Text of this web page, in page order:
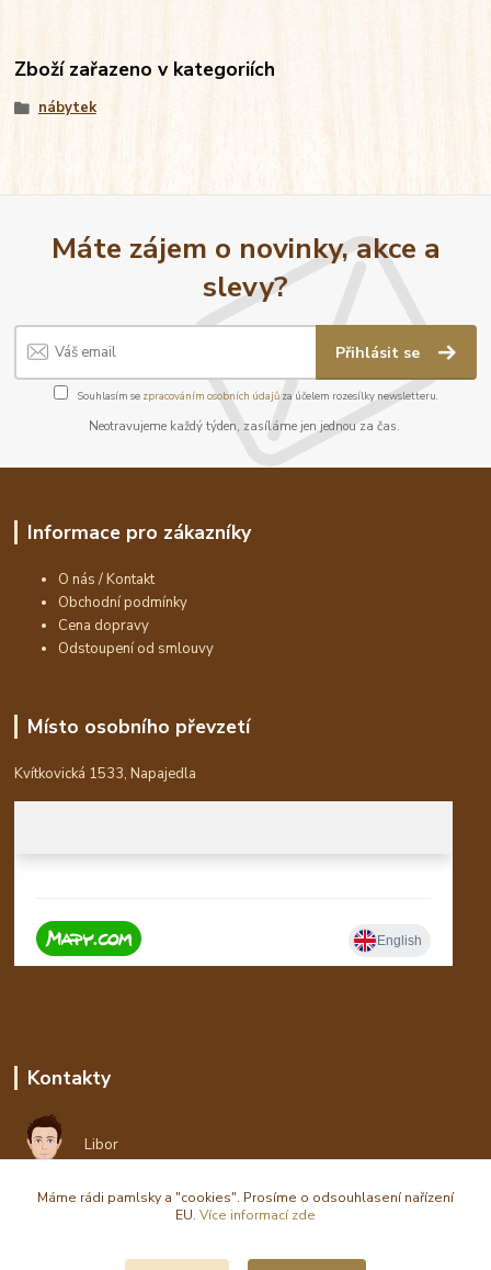
Zboží zařazeno v kategoriích
nábytek
Máte zájem o novinky, akce a
slevy?
Přihlásit se
Souhlasím se zpracováním osobních údajůza účelem rozesílky newsletteru.
Neotravujeme každý týden, zasíláme jen jednou za čas.
Informace pro zákazníky
O nás / Kontakt
Obchodní podmínky
Cena dopravy
Odstoupení od smlouvy
Místo osobního převzetí
Kvítkovická 1533, Napajedla
Kontakty
Libor
eshop(zavináč)waldi.cz
Máme rádi pamlsky a "cookies". Prosíme o odsouhlasení nařízení
EU. Více informací zde